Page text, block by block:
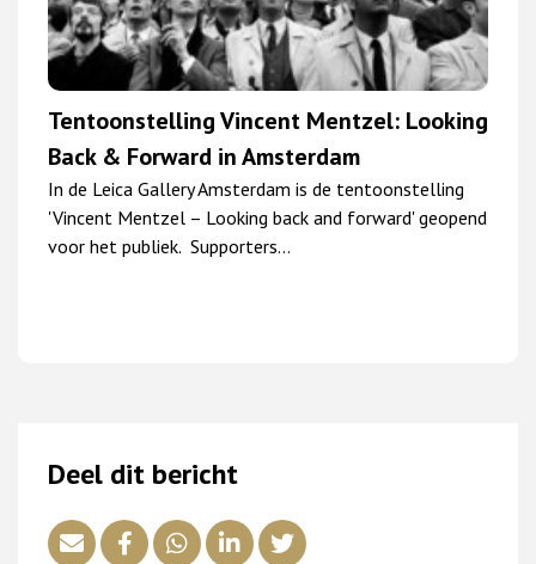
Tentoonstelling Vincent Mentzel: Looking
Back & Forward in Amsterdam
In de Leica Gallery Amsterdam is de tentoonstelling
'Vincent Mentzel – Looking back and forward' geopend
voor het publiek. Supporters…
Deel dit bericht